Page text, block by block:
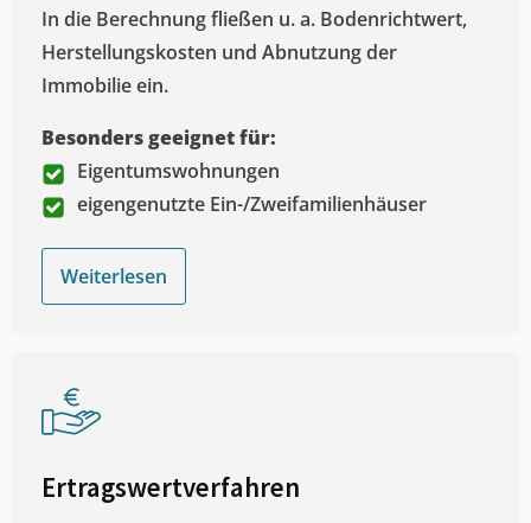
In die Berechnung fließen u. a. Bodenrichtwert,
Herstellungskosten und Abnutzung der
Immobilie ein.
Besonders geeignet für:
Eigentumswohnungen
eigengenutzte Ein-/Zweifamilienhäuser
Weiterlesen
Ertragswertverfahren